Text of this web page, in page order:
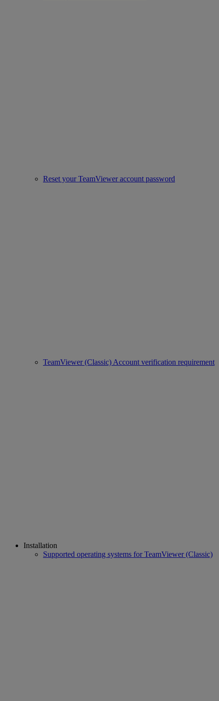
Reset your TeamViewer account password
TeamViewer (Classic) Account verification requirement
Installation
Supported operating systems for TeamViewer (Classic)